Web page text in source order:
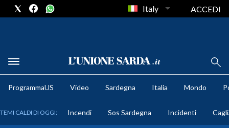
METEO
Italy ACCEDI
ProgrammaUS Video Sardegna Italia Mondo
TEMI CALDI DI OGGI: Incendi Sos Sardegna Incidenti